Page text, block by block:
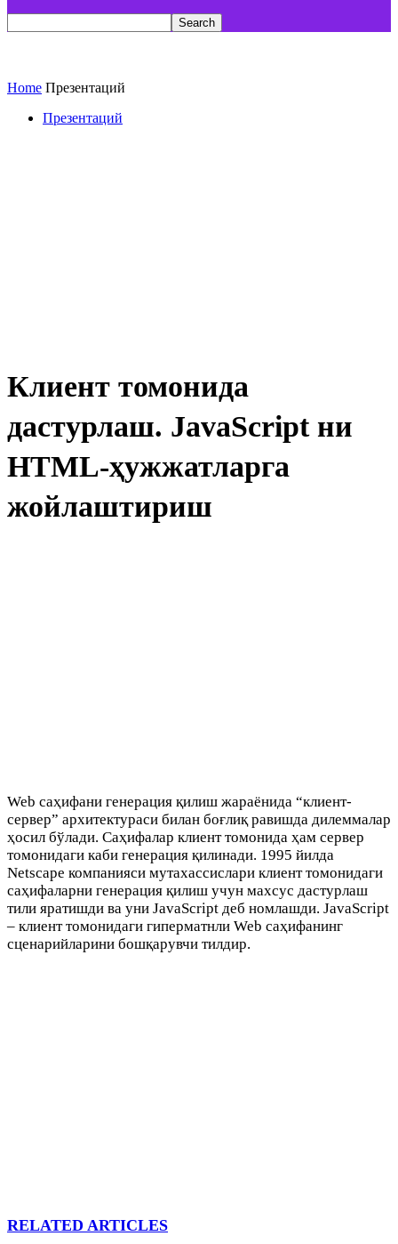
Home Презентаций
Презентаций
Клиент томонида
дастурлаш. JavaScript ни
HTML-ҳужжатларга
жойлаштириш
Web саҳифани генерация қилиш жараёнида “клиент-
сервер” архитектураси билан боғлиқ равишда дилеммалар
ҳосил бўлади. Саҳифалар клиент томонида ҳам сервер
томонидаги каби генерация қилинади. 1995 йилда
Netscape компанияси мутахассислари клиент томонидаги
саҳифаларни генерация қилиш учун махсус дастурлаш
тили яратишди ва уни JavaScript деб номлашди. JavaScript
– клиент томонидаги гиперматнли Web саҳифанинг
сценарийларини бошқарувчи тилдир.
RELATED ARTICLES